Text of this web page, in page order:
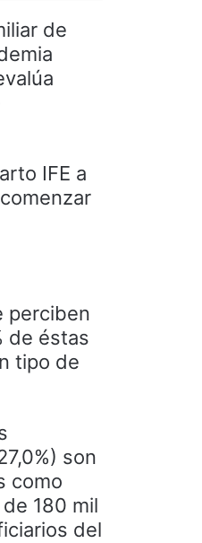
de
IFE a
perciben
de éstas
tipo de
son
como
180 mil
del